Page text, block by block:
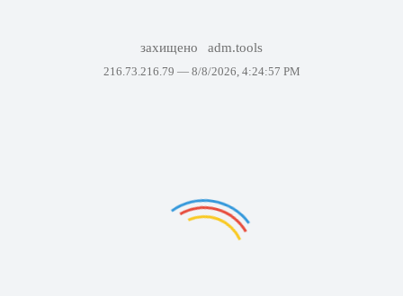
захищено adm.tools
216.73.216.79 — 8/8/2026, 4:24:57 PM